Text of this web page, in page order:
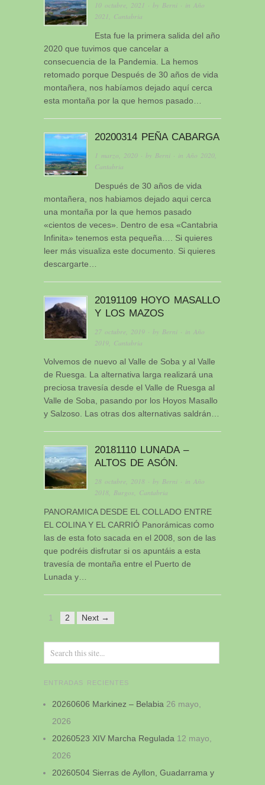
10 octubre, 2021 · byBerni · inAño
2021, Cantabria
Esta fue la primera salida del año
2020 que tuvimos que cancelar a
consecuencia de la Pandemia. La hemos
retomado porque Después de 30 años de vida
montañera, nos habíamos dejado aquí cerca
esta montaña por la que hemos pasado…
20200314 PEÑA CABARGA
1 marzo, 2020 · byBerni · inAño 2020,
Cantabria
Después de 30 años de vida
montañera, nos habiamos dejado aqui cerca
una montaña por la que hemos pasado
«cientos de veces». Dentro de esa «Cantabria
Infinita» tenemos esta pequeña…. Si quieres
leer más visualiza este documento. Si quieres
descargarte…
20191109 HOYO MASALLO
Y LOS MAZOS
27 octubre, 2019 · by Berni · in Año
2019 Cantabria
Volvemos de nuevo al Valle de Soba y al Valle
de Ruesga. La alternativa larga realizará una
preciosa travesía desde el Valle de Ruesga al
Valle de Soba, pasando por los Hoyos Masallo
y Salzoso. Las otras dos alternativas saldrán…
20181110 LUNADA –
ALTOS DE ASÓN.
28 octubre, 2018 · byBerni · inAño
2018,Burgos, Cantabria
PANORAMICA DESDE EL COLLADO ENTRE
EL COLINA Y EL CARRIÓ Panorámicas como
las de esta foto sacada en el 2008, son de las
que podréis disfrutar si os apuntáis a esta
travesía de montaña entre el Puerto de
Lunada y…
1 2 Next →
ENTRADAS RECIENTES
20260606 Markinez – Belabia 26 mayo,
2026
20260523 XIV Marcha Regulada 12 mayo,
2026
20260504 Sierras de Ayllon, Guadarrama y